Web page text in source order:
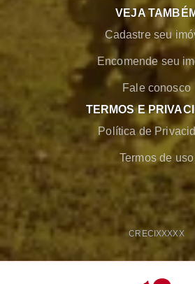
VEJA
Cadastre seu
Encomende seu
Fale conosco
TERMOS E
Política de
Termos de uso
CRECIXXXXX